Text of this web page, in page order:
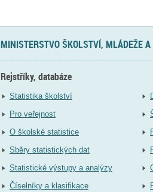
MINISTERSTVO ŠKOLSTVÍ, MLÁDEŽE A
Rejstříky, databáze
Statistika školství
Pro veřejnost
O školské statistice
Sběry statistických dat
Statistické výstupy a analýzy
Číselníky a klasifikace